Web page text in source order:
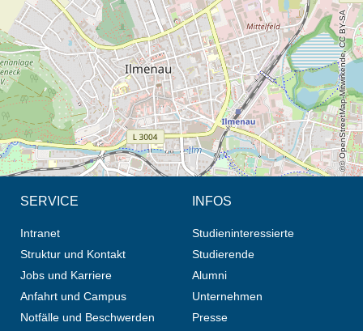
© OpenStreetMap-Mitwirkende, CC BY-SA
SERVICE
Intranet
Struktur und Kontakt
Jobs und Karriere
Anfahrt und Campus
Notfälle und Beschwerden
INFOS
Studieninteressierte
Studierende
Alumni
Unternehmen
Presse